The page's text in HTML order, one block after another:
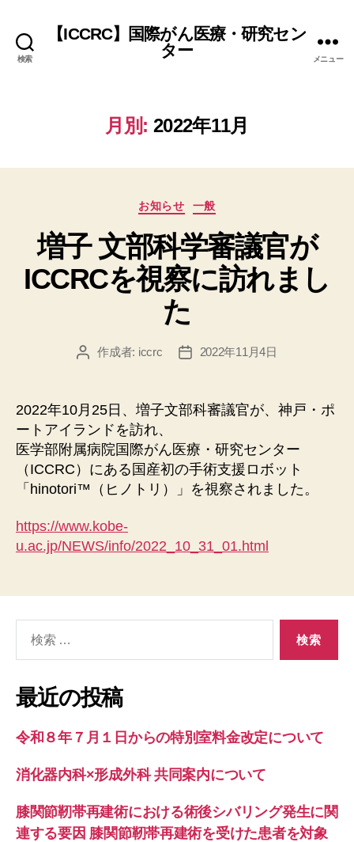
検索
【ICCRC】国際がん医療・研究セン
ター
メニュー
月別: 2022年11月
カ
ゴ
リ
ー
お知らせ 一般
増子 文部科学審議官が
ICCRCを視察に訪れまし
た
投 作成者: iccrc
投
2022年11月4日
2022年10月25日、増子文部科審議官が、神戸・ポ
ートアイランドを訪れ、
医学部附属病院国際がん医療・研究センター
（ICCRC）にある国産初の手術支援ロボット
「hinotori™（ヒノトリ）」を視察されました。
https://www.kobe-
u.ac.jp/NEWS/info/2022_10_31_01.html
象:
最近の投稿
令和８年７月１日からの特別室料金改定について
消化器内科×形成外科 共同案内について
膝関節靭帯再建術における術後シバリング発生に関
連する要因 膝関節靭帯再建術を受けた患者を対象